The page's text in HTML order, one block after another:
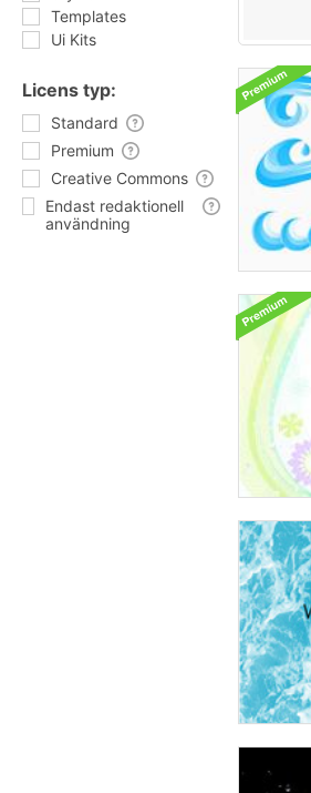
Templates
Ui Kits
Licens typ:
Standard
Premium
Creative Commons
Endast redaktionell
användning